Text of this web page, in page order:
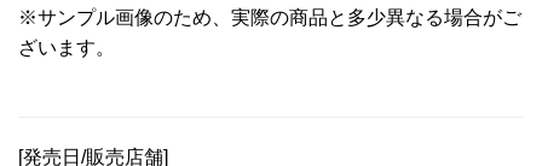
※サンプル画像のため、実際の商品と多少異なる場合がご
ざいます。
[発売日/販売店舗]